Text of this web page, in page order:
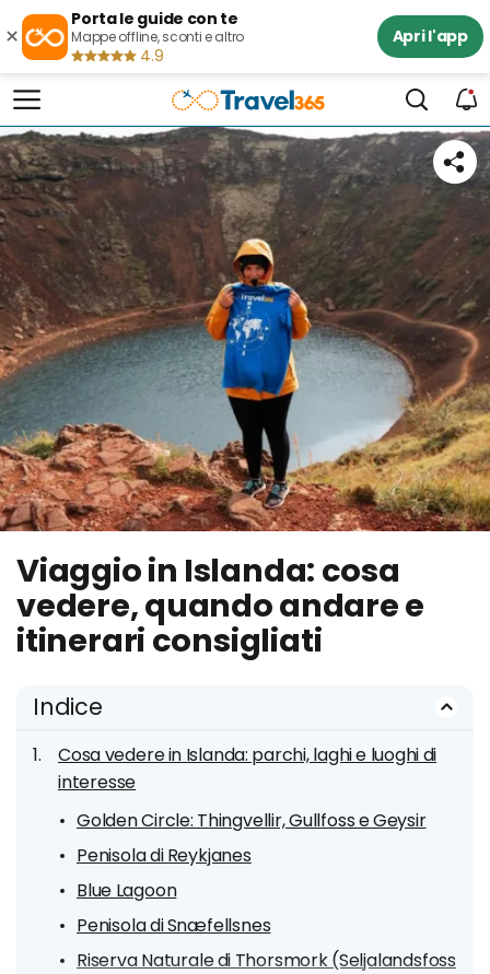
×
Porta le guide con te
Mappe offline, sconti e altro
4.9
Apri l'app
Viaggio in Islanda: cosa
vedere, quando andare e
itinerari consigliati
Indice
Cosa vedere in Islanda: parchi, laghi e luoghi di
interesse
Golden Circle: Thingvellir, Gullfoss e Geysir
Penisola di Reykjanes
Blue Lagoon
Penisola di Snæfellsnes
Riserva Naturale di Thorsmork (Seljalandsfoss